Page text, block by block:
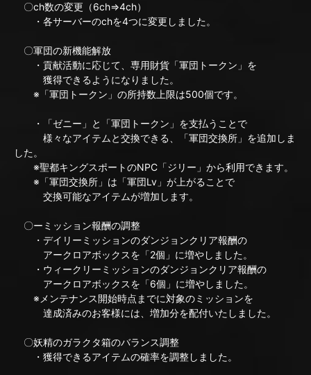
〇ch数の変更（6ch⇒4ch）
・各サーバーのchを4つに変更しました。
〇軍団の新機能解放
・貢献活動に応じて、専用財貨「軍団トークン」を
獲得できるようになりました。
※「軍団トークン」の所持数上限は500個です。
・「ゼニー」と「軍団トークン」を支払うことで
様々なアイテムと交換できる、「軍団交換所」を追加しま
した。
※聖都キングスポートのNPC「ジリー」から利用できます。
※「軍団交換所」は「軍団Lv」が上がることで
交換可能なアイテムが増加します。
〇ーミッション報酬の調整
・デイリーミッションのダンジョンクリア報酬の
アークロアボックスを「2個」に増やしました。
・ウィークリーミッションのダンジョンクリア報酬の
アークロアボックスを「6個」に増やしました。
※メンテナンス開始時点までに対象のミッションを
達成済みのお客様には、増加分を配付いたしました。
〇妖精のガラクタ箱のバランス調整
・獲得できるアイテムの確率を調整しました。